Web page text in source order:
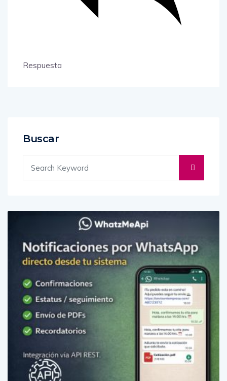
Respuesta
Buscar